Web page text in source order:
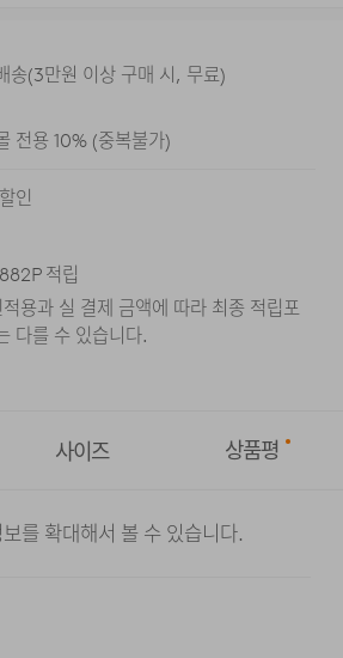
레이
송(3만원 이상 구매 시, 무료)
전용 10%(중복불가)
인
882P 적립
용과 실 결제 금액에 따라 최종 적립 포
다를 수 있습니다.
사이즈 상품평
를 확대해서 볼 수 있습니다.